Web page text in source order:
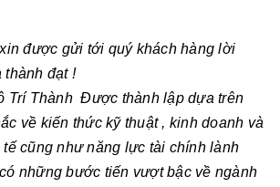
được gửi tới quý khách hàng lời
thành đạt !
Thành Được thành lập dựa trên
về kiến thức kỹ thuật , kinh doanh và
cũng như năng lực tài chính lành
những bước tiến vượt bậc về ngành